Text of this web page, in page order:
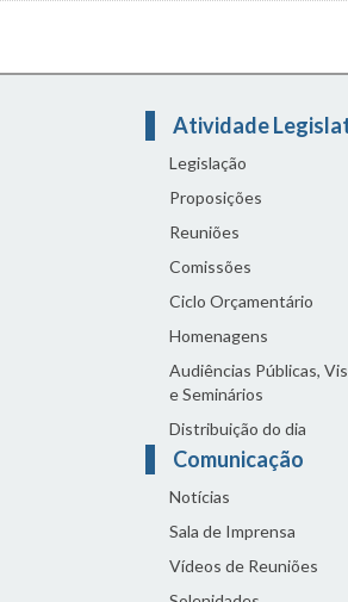
Atividade
Legislação
Proposições
Reuniões
Comissões
Ciclo Orçamentário
Homenagens
Audiências Públicas,
e Seminários
Distribuição do dia
Comunicação
Notícias
Sala de Imprensa
Vídeos de Reuniões